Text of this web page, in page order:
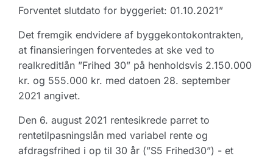
Forventet slutdato for byggeriet: 01.10.2021”
Det fremgik endvidere af byggekontokontrakten,
at finansieringen forventedes at ske ved to
realkreditlån ”Frihed 30” på henholdsvis 2.150.000
kr. og 555.000 kr. med datoen 28. september
2021 angivet.
Den 6. august 2021 rentesikrede parret to
rentetilpasningslån med variabel rente og
afdragsfrihed i op til 30 år (”S5 Frihed30”) - et